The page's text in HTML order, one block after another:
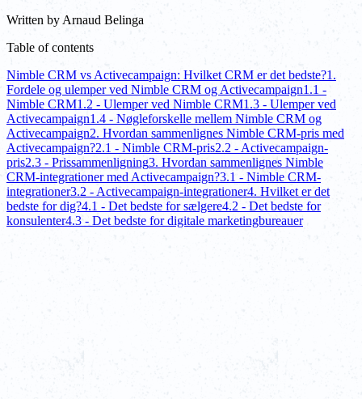
Written by Arnaud Belinga
Table of contents
Nimble CRM vs Activecampaign: Hvilket CRM er det bedste?1.
Fordele og ulemper ved Nimble CRM og Activecampaign1.1 -
Nimble CRM1.2 - Ulemper ved Nimble CRM1.3 - Ulemper ved
Activecampaign1.4 - Nøgleforskelle mellem Nimble CRM og
Activecampaign2. Hvordan sammenlignes Nimble CRM-pris med
Activecampaign?2.1 - Nimble CRM-pris2.2 - Activecampaign-
pris2.3 - Prissammenligning3. Hvordan sammenlignes Nimble
CRM-integrationer med Activecampaign?3.1 - Nimble CRM-
integrationer3.2 - Activecampaign-integrationer4. Hvilket er det
bedste for dig?4.1 - Det bedste for sælgere4.2 - Det bedste for
konsulenter4.3 - Det bedste for digitale marketingbureauer